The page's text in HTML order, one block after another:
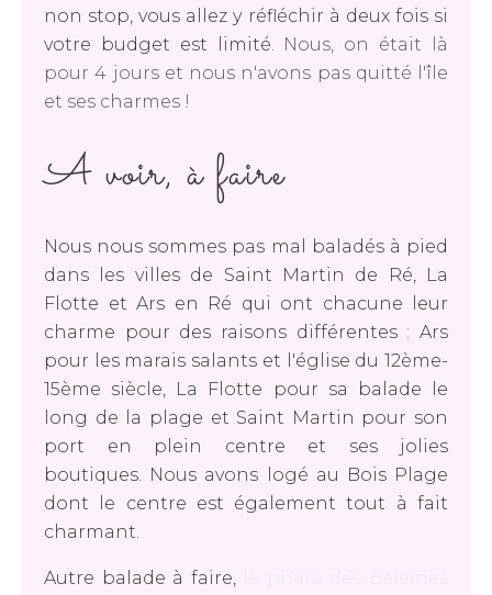
non stop, vous allez y réfléchir à deux fois si
votre budget est limité. Nous, on était là
pour 4 jours et nous n'avons pas quitté l'île
et ses charmes !
A voir, à faire
Nous nous sommes pas mal baladés à pied
dans les villes de Saint Martin de Ré, La
Flotte et Ars en Ré qui ont chacune leur
charme pour des raisons différentes : Ars
pour les marais salants et l'église du 12ème-
15ème siècle, La Flotte pour sa balade le
long de la plage et Saint Martin pour son
port en plein centre et ses jolies
boutiques. Nous avons logé au Bois Plage
dont le centre est également tout à fait
charmant.
Autre balade à faire,